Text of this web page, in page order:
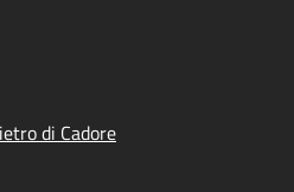
di Cadore